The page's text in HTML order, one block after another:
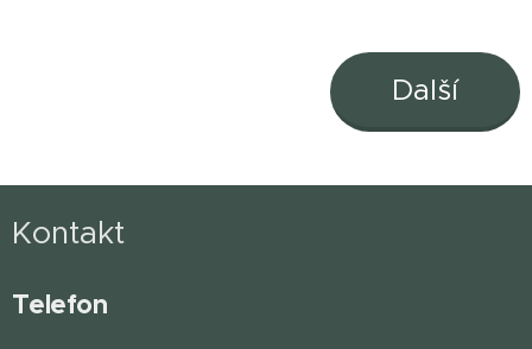
Další
Kontakt
Telefon